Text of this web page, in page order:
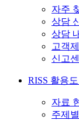
자주
상담
상담
고객
신고
RISS 활용
자료
주제